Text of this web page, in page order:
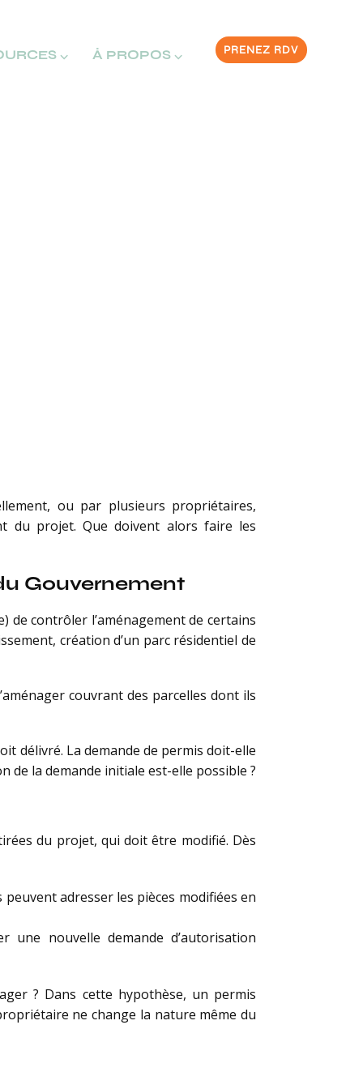
PRENEZ RDV
⌵ À PROPOS ⌵
ou par plusieurs propriétaires,
du projet. Que doivent alors faire les
Gouvernement
de contrôler l’aménagement de certains
création d’un parc résidentiel de
couvrant des parcelles dont ils
délivré. La demande de permis doit-elle
la demande initiale est-elle possible ?
du projet, qui doit être modifié. Dès
adresser les pièces modifiées en
nouvelle demande d’autorisation
? Dans cette hypothèse, un permis
ne change la nature même du